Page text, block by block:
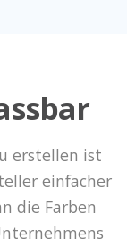
erstellen ist
einfacher
die Farben